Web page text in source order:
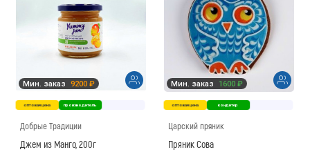
Мин. заказ 9200 ₽
оптовая цена производитель
Добрые Традиции
Джем из Манго, 200г
Мин. заказ 1600 ₽
оптовая цена кондитер
Царский пряник
Пряник Сова